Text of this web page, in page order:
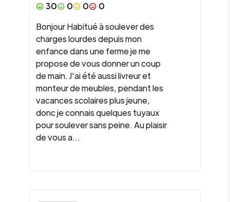
30
0 0
0
Bonjour Habitué à soulever des
charges lourdes depuis mon
enfance dans une ferme je me
propose de vous donner un coup
de main. J'ai été aussi livreur et
monteur de meubles, pendant les
vacances scolaires plus jeune,
donc je connais quelques tuyaux
pour soulever sans peine. Au plaisir
de vous a...